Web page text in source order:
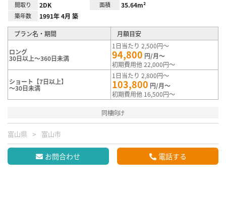
間取り 2DK 面積 35.64m²
築年数 1991年 4月 築
プラン名・期間 月額目安
ロング
30日以上～360日未満
1日当たり 2,500円～
94,800 円/月～
初期費用他 22,000円～
ショート【7日以上】
～30日未満
1日当たり 2,800円～
103,800 円/月～
初期費用他 16,500円～
同棲向け
富山県 富山市
お問合わせ 電話する